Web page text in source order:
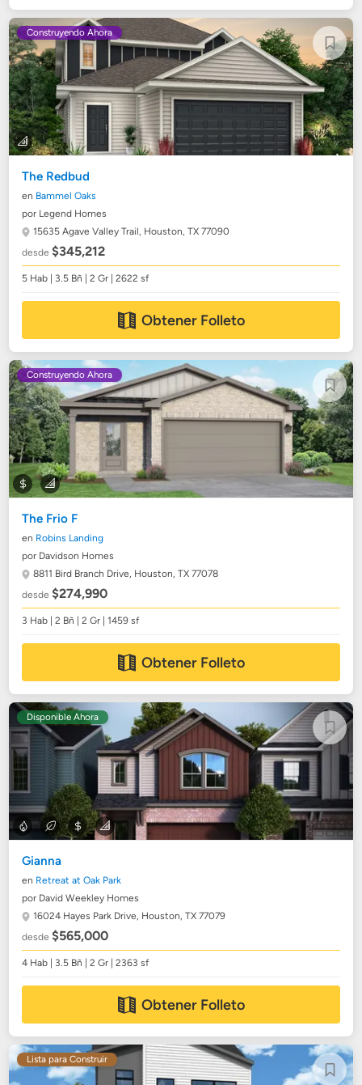
Construyendo Ahora
The Redbud
en Bammel Oaks
por Legend Homes
15635 Agave Valley Trail, Houston, TX 77090
desde$345,212
5 Hab | 3.5 Bñ | 2 Gr | 2622 sf
Obtener Folleto
Construyendo Ahora
The Frio F
en Robins Landing
por Davidson Homes
8811 Bird Branch Drive, Houston, TX 77078
desde$274,990
3 Hab | 2 Bñ | 2 Gr | 1459 sf
Obtener Folleto
Disponible Ahora
Gianna
en Retreat at Oak Park
por David Weekley Homes
16024 Hayes Park Drive, Houston, TX 77079
desde$565,000
4 Hab | 3.5 Bñ | 2 Gr | 2363 sf
Obtener Folleto
Lista para Construir